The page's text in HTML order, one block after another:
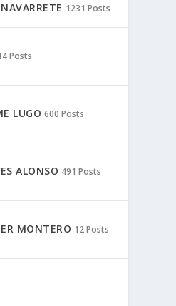
1231 Posts
Posts
LUGO 600 Posts
ALONSO 491 Posts
MONTERO 12 Posts